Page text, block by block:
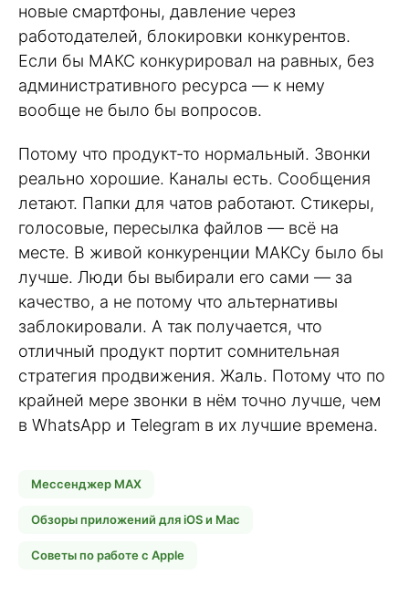
новые смартфоны, давление через
работодателей, блокировки конкурентов.
Если бы МАКС конкурировал на равных, без
административного ресурса — к нему
вообще не было бы вопросов.
Потому что продукт-то нормальный. Звонки
реально хорошие. Каналы есть. Сообщения
летают. Папки для чатов работают. Стикеры,
голосовые, пересылка файлов — всё на
месте. В живой конкуренции МАКСу было бы
лучше. Люди бы выбирали его сами — за
качество, а не потому что альтернативы
заблокировали. А так получается, что
отличный продукт портит сомнительная
стратегия продвижения. Жаль. Потому что по
крайней мере звонки в нём точно лучше, чем
в WhatsApp и Telegram в их лучшие времена.
Мессенджер MAX
Обзоры приложений для iOS и Mac
Советы по работе с Apple